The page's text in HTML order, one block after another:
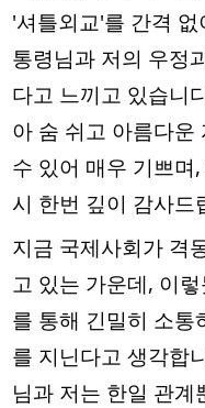
'셔틀외교'를 간격
통령님과 저의 우정
다고 느끼고 있습니
아 숨 쉬고 아름다운
수 있어 매우 기쁘며
시 한번 깊이 감사드
지금 국제사회가 격
고 있는 가운데, 이
를 통해 긴밀히 소통
를 지닌다고 생각합
님과 저는 한일 관